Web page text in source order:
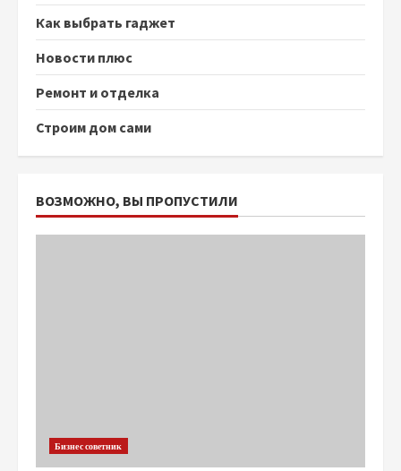
Как выбрать гаджет
Новости плюс
Ремонт и отделка
Строим дом сами
ВОЗМОЖНО, ВЫ ПРОПУСТИЛИ
Бизнес советник